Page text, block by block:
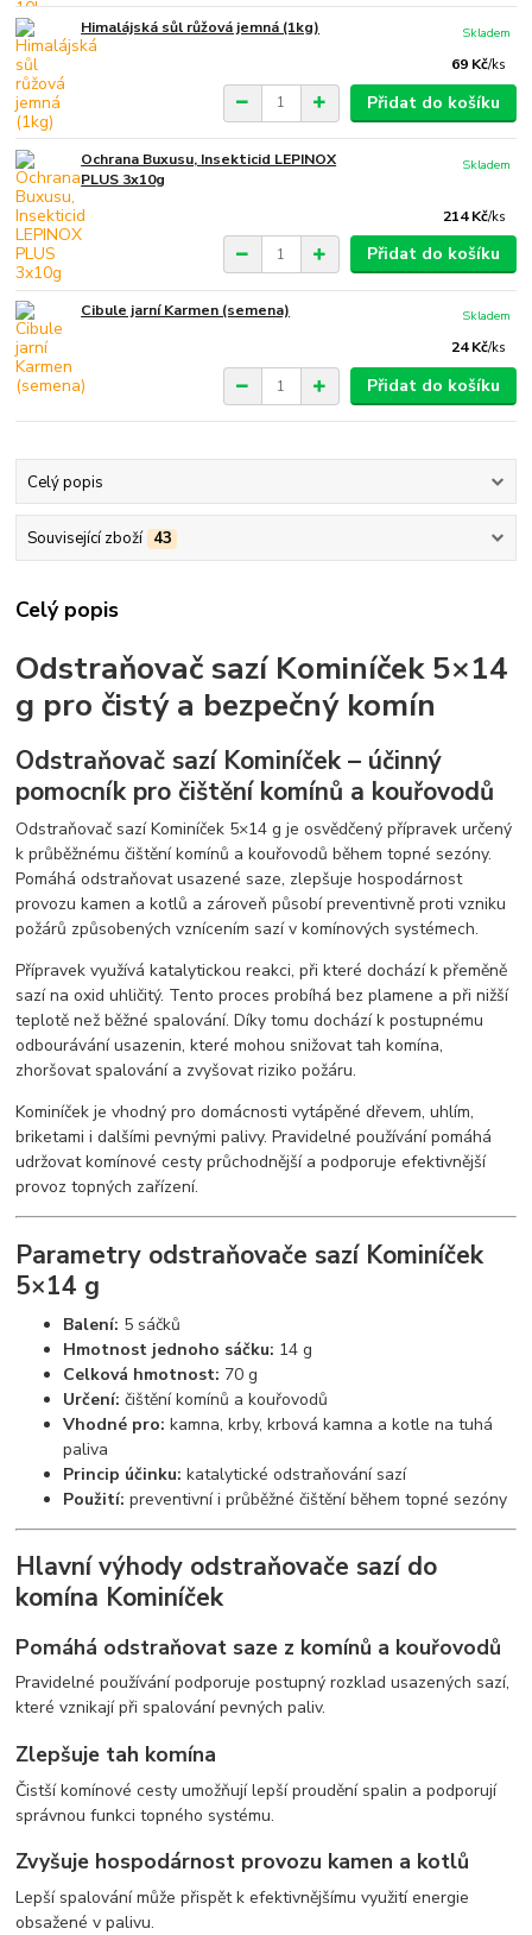
Himalájská sůl růžová jemná (1kg)
69 Kč/ks
Skladem
Přidat do košíku
Ochrana Buxusu, Insekticid LEPINOX
PLUS 3x10g
214 Kč/ks
Skladem
Přidat do košíku
Cibule jarní Karmen (semena)
24 Kč/ks
Skladem
Přidat do košíku
Celý popis
Související zboží 43
Celý popis
Odstraňovač sazí Kominíček 5×14
g pro čistý a bezpečný komín
Odstraňovač sazí Kominíček – účinný
pomocník pro čištění komínů a kouřovodů
Odstraňovač sazí Kominíček 5×14 g je osvědčený přípravek určený
k průběžnému čištění komínů a kouřovodů během topné sezóny.
Pomáhá odstraňovat usazené saze, zlepšuje hospodárnost
provozu kamen a kotlů a zároveň působí preventivně proti vzniku
požárů způsobených vznícením sazí v komínových systémech.
Přípravek využívá katalytickou reakci, při které dochází k přeměně
sazí na oxid uhličitý. Tento proces probíhá bez plamene a při nižší
teplotě než běžné spalování. Díky tomu dochází k postupnému
odbourávání usazenin, které mohou snižovat tah komína,
zhoršovat spalování a zvyšovat riziko požáru.
Kominíček je vhodný pro domácnosti vytápěné dřevem, uhlím,
briketami i dalšími pevnými palivy. Pravidelné používání pomáhá
udržovat komínové cesty průchodnější a podporuje efektivnější
provoz topných zařízení.
Parametry odstraňovače sazí Kominíček
5×14 g
Balení: 5 sáčků
Hmotnost jednoho sáčku: 14 g
Celková hmotnost: 70 g
Určení:čištění komínů a kouřovodů
Vhodné pro: kamna, krby, krbová kamna a kotle na tuhá
paliva
Princip účinku: katalytické odstraňování sazí
Použití: preventivní i průběžné čištění během topné sezóny
Hlavní výhody odstraňovače sazí do
komína Kominíček
Pomáhá odstraňovat saze z komínů a kouřovodů
Pravidelné používání podporuje postupný rozklad usazených sazí,
které vznikají při spalování pevných paliv.
Zlepšuje tah komína
Čistší komínové cesty umožňují lepší proudění spalin a podporují
správnou funkci topného systému.
Zvyšuje hospodárnost provozu kamen a kotlů
Lepší spalování může přispět k efektivnějšímu využití energie
obsažené v palivu.